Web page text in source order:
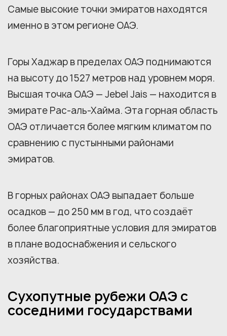
Самые высокие точки эмиратов находятся
именно в этом регионе ОАЭ.
Горы Хаджар в пределах ОАЭ поднимаются
на высоту до 1527 метров над уровнем моря.
Высшая точка ОАЭ — Jebel Jais — находится в
эмирате Рас-аль-Хайма. Эта горная область
ОАЭ отличается более мягким климатом по
сравнению с пустынными районами
эмиратов.
В горных районах ОАЭ выпадает больше
осадков — до 250 мм в год, что создаёт
более благоприятные условия для эмиратов
в плане водоснабжения и сельского
хозяйства.
Сухопутные рубежи ОАЭ с
соседними государствами